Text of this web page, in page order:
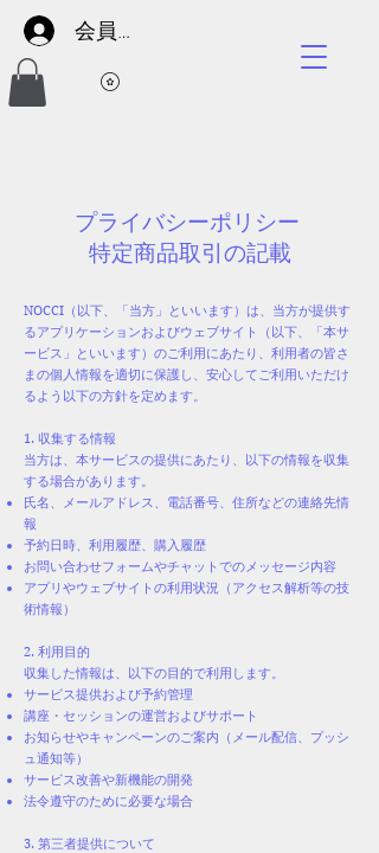
会員サイト
プライバシーポリシー
​特定商品取引の記載
NOCCI（以下、「当方」といいます）は、当方が提供す
るアプリケーションおよびウェブサイト（以下、「本サ
ービス」といいます）のご利用にあたり、利用者の皆さ
まの個人情報を適切に保護し、安心してご利用いただけ
るよう以下の方針を定めます。
1. 収集する情報
当方は、本サービスの提供にあたり、以下の情報を収集
する場合があります。
氏名、メールアドレス、電話番号、住所などの連絡先情
報
予約日時、利用履歴、購入履歴
お問い合わせフォームやチャットでのメッセージ内容
アプリやウェブサイトの利用状況（アクセス解析等の技
術情報）
2. 利用目的
収集した情報は、以下の目的で利用します。
サービス提供および予約管理
講座・セッションの運営およびサポート
お知らせやキャンペーンのご案内（メール配信、プッシ
ュ通知等）
サービス改善や新機能の開発
法令遵守のために必要な場合
3. 第三者提供について